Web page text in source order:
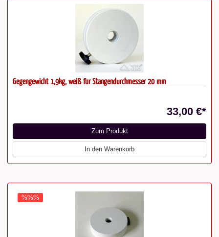
Gegengewicht 1,9kg, weiß für Stangendurchmesser 20 mm
33,00 €*
Zum Produkt
In den Warenkorb
%%%